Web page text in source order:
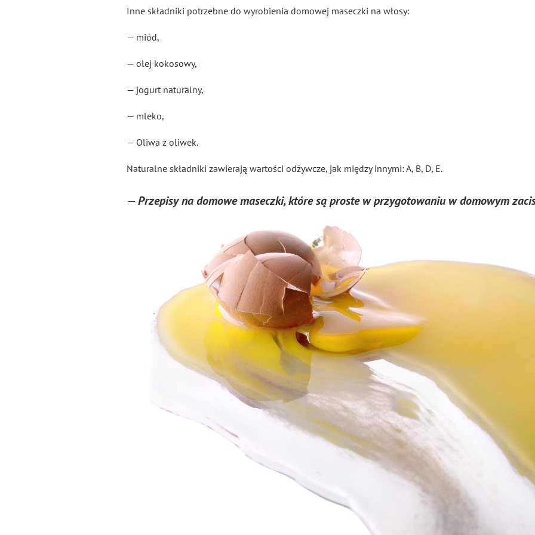
Inne składniki potrzebne do wyrobienia domowej maseczki na włosy:
— miód,
— olej kokosowy,
— jogurt naturalny,
— mleko,
— Oliwa z oliwek.
Naturalne składniki zawierają wartości odżywcze, jak między innymi: A, B, D, E.
—Przepisy na domowe maseczki, które są proste w przygotowaniu w domowym